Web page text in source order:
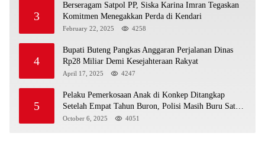
3
Berseragam Satpol PP, Siska Karina Imran Tegaskan
Komitmen Menegakkan Perda di Kendari
February 22, 2025 4258
4
Bupati Buteng Pangkas Anggaran Perjalanan Dinas
Rp28 Miliar Demi Kesejahteraan Rakyat
April 17, 2025 4247
5
Pelaku Pemerkosaan Anak di Konkep Ditangkap
Setelah Empat Tahun Buron, Polisi Masih Buru Satu
Pelaku Lain
October 6, 2025 4051